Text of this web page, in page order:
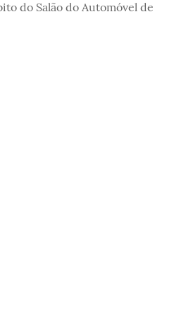
do Salão do Automóvel de